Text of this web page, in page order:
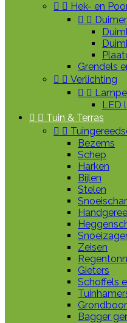
  Hek- en
 
Grendels
  Verlichting
 
LED
  Tuin & Terras
 
Bezems
Schep
Harken
Bijlen
Stelen
Zeisen
Gieters
Schoffels
Grondboor
Bagger